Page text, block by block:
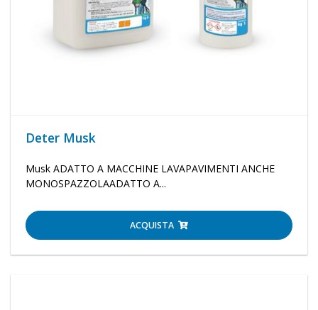
Deter Musk
Musk ADATTO A MACCHINE LAVAPAVIMENTI ANCHE
MONOSPAZZOLAADATTO A...
ACQUISTA